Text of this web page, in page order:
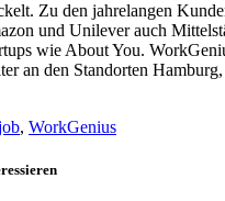
Zu den jahrelangen
und Unilever auch
wie About You.
an den Standorten
, WorkGenius